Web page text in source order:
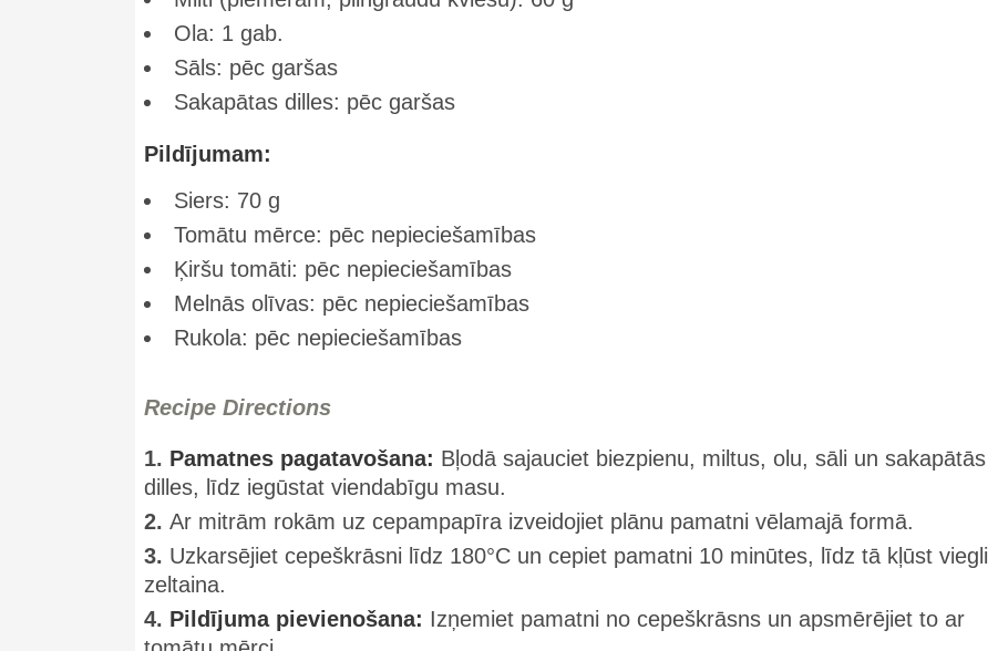
Ola: 1 gab.
Sāls: pēc garšas
Sakapātas dilles: pēc garšas
Pildījumam:
Siers: 70 g
Tomātu mērce: pēc nepieciešamības
Ķiršu tomāti: pēc nepieciešamības
Melnās olīvas: pēc nepieciešamības
Rukola: pēc nepieciešamības
Recipe Directions
1. Pamatnes pagatavošana: Bļodā sajauciet biezpienu, miltus, olu, sāli un sakapātās
dilles, līdz iegūstat viendabīgu masu.
2. Ar mitrām rokām uz cepampapīra izveidojiet plānu pamatni vēlamajā formā.
3. Uzkarsējiet cepeškrāsni līdz 180°C un cepiet pamatni 10 minūtes, līdz tā kļūst viegli
zeltaina.
4. Pildījuma pievienošana: Izņemiet pamatni no cepeškrāsns un apsmērējiet to ar